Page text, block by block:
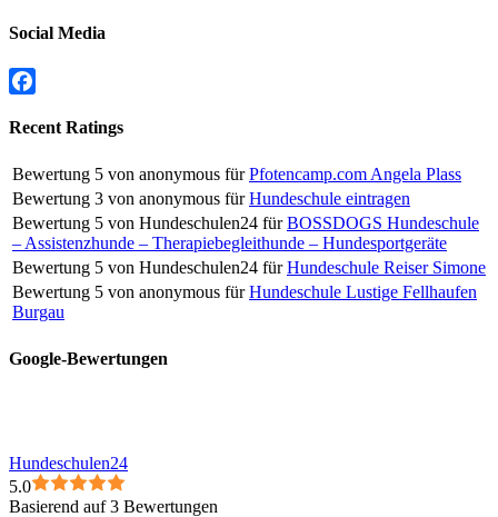
Social Media
Recent Ratings
Bewertung 5 von anonymous für Pfotencamp.com Angela Plass
Bewertung 3 von anonymous für Hundeschule eintragen
Bewertung 5 von Hundeschulen24 für BOSSDOGS Hundeschule
– Assistenzhunde – Therapiebegleithunde – Hundesportgeräte
Bewertung 5 von Hundeschulen24 für Hundeschule Reiser Simone
Bewertung 5 von anonymous für Hundeschule Lustige Fellhaufen
Burgau
Google-Bewertungen
Hundeschulen24
5.0
Basierend auf 3 Bewertungen